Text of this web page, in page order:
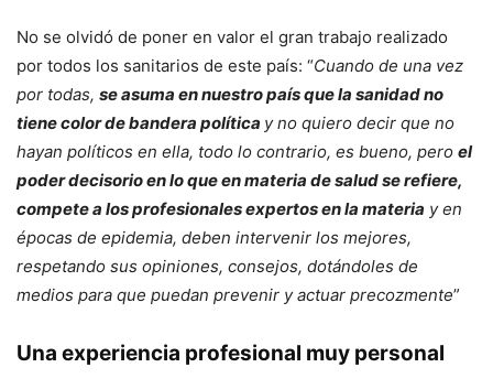
No se olvidó de poner en valor el gran trabajo realizado
por todos los sanitarios de este país: “Cuando de una vez
por todas, se asuma en nuestro país que la sanidad no
tiene color de bandera política y no quiero decir que no
hayan políticos en ella, todo lo contrario, es bueno, pero el
poder decisorio en lo que en materia de salud se refiere,
compete a los profesionales expertos en la materia y en
épocas de epidemia, deben intervenir los mejores,
respetando sus opiniones, consejos, dotándoles de
medios para que puedan prevenir y actuar precozmente”
Una experiencia profesional muy personal